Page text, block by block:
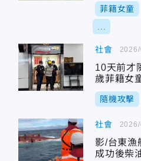
菲籍女童
社會
10天前才
歲菲籍女
隨機攻擊
社會
影/台東漁
成功後柴